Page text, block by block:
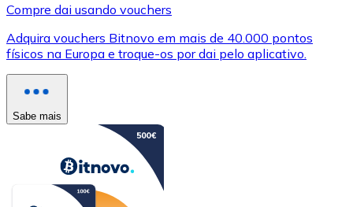
Compre dai usando vouchers
Adquira vouchers Bitnovo em mais de 40.000 pontos
físicos na Europa e troque-os por dai pelo aplicativo.
Sabe mais